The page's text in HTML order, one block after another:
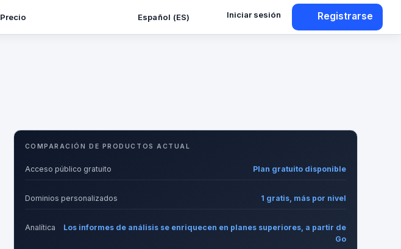
Precio Español (ES) Iniciar sesión Registrarse
COMPARACIÓN DE PRODUCTOS ACTUAL
Acceso público gratuito Plan gratuito disponible
Dominios personalizados 1 gratis, más por nivel
Analítica
Los informes de análisis se enriquecen en planes superiores, a partir de
Go